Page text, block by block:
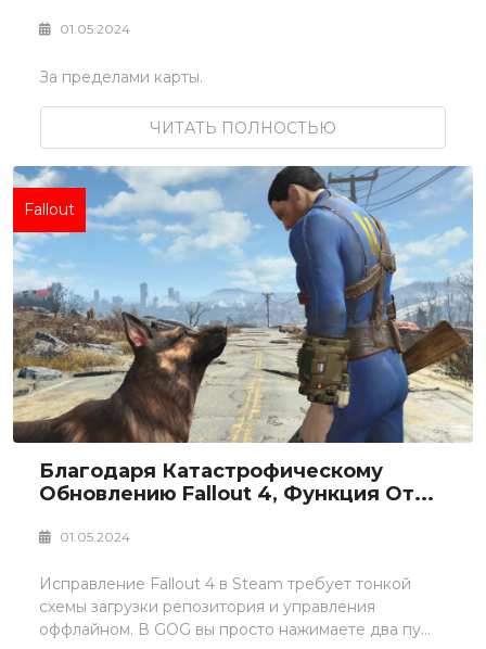
01.05.2024
За пределами карты.
ЧИТАТЬ ПОЛНОСТЬЮ
Fallout
Благодаря Катастрофическому
Обновлению Fallout 4, Функция От...
01.05.2024
Исправление Fallout 4 в Steam требует тонкой
схемы загрузки репозитория и управления
оффлайном. В GOG вы просто нажимаете два пу...